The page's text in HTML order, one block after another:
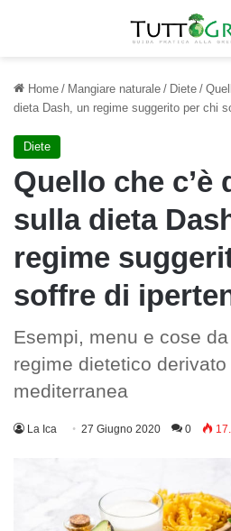
Home / Mangiare naturale / Diete /
dieta Dash, un regime suggerito per chi
Diete
Quello che c’è
sulla dieta
regime
soffre di
Esempi, menu e cose
regime dietetico
mediterranea
La Ica 27 Giugno 2020 0